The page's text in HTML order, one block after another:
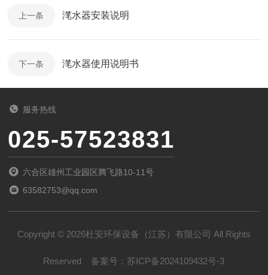
上一条 滗水器安装说明
下一条 滗水器使用说明书
服务热线
025-57523831
六合区雄州工业园区腾飞路10-11号
63582753@qq.com
Copyright © 2026杜安环保设备（江苏）有限公司 All Rights
Reserved 备案号：苏ICP备2024109432号-3